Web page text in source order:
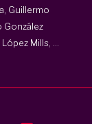
Guillermo
González
Mills, ...